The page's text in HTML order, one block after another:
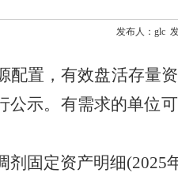
发布人：glc
配置，有效盘活存量
公示。有需求的单位
剂固定资产明细(2025